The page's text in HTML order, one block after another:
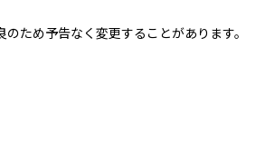
ため予告なく変更することがあります。